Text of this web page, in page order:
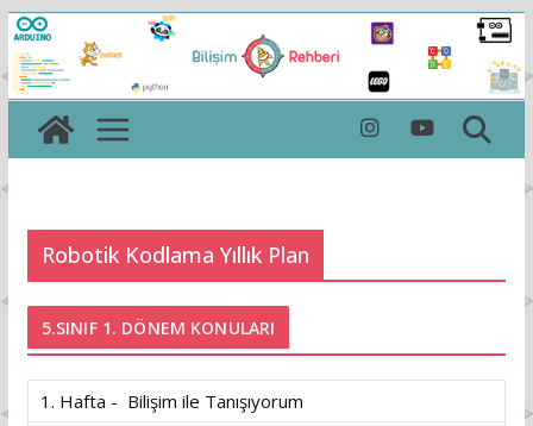
Skip
to
content
Robotik Kodlama Yıllık Plan
5.SINIF 1. DÖNEM KONULARI
1. Hafta - Bilişim ile Tanışıyorum